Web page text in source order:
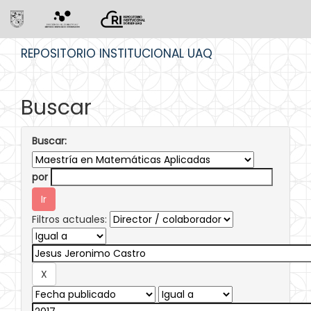
REPOSITORIO INSTITUCIONAL UAQ
Buscar
Buscar:
por
Filtros actuales: